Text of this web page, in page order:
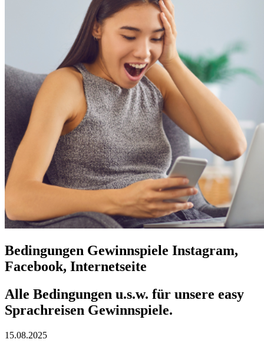
Bedingungen Gewinnspiele Instagram,
Facebook, Internetseite
Alle Bedingungen u.s.w. für unsere easy
Sprachreisen Gewinnspiele.
15.08.2025